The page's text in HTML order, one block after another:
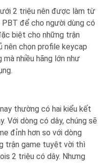
2 triệu nên được làm từ
để cho người dùng có
biệt cho những trận
nên chọn profile keycap
nhiều hãng lớn như
thường có hai kiểu kết
Với dòng có dây, chúng sẽ
đỉnh hơn so với dòng
trận game tuyệt vời thì
2 triệu có dây. Nhưng